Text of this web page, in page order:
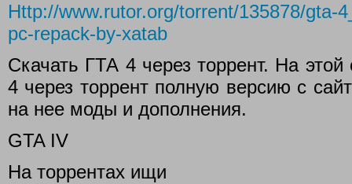
Http://www.rutor.org/torrent/135878/gta-
pc-repack-by-xatab
Скачать ГТА 4 через торрент. На
4 через торрент полную версию с
на нее моды и дополнения.
GTA IV
На торрентах ищи